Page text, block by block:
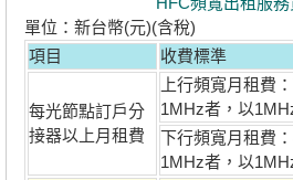
單位：新台幣(元)(含稅)
項目
收費標準
每光節點訂戶分
接器以上月租費
上行頻寬月租費
1MHz者，以
下行頻寬月租費
1MHz者，以